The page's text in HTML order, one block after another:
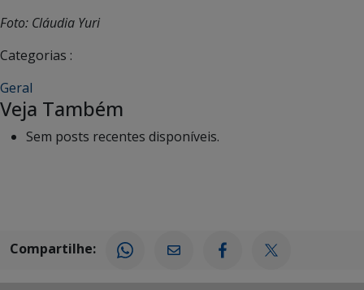
Foto: Cláudia Yuri
Categorias :
Geral
Veja Também
Sem posts recentes disponíveis.
Compartilhe: